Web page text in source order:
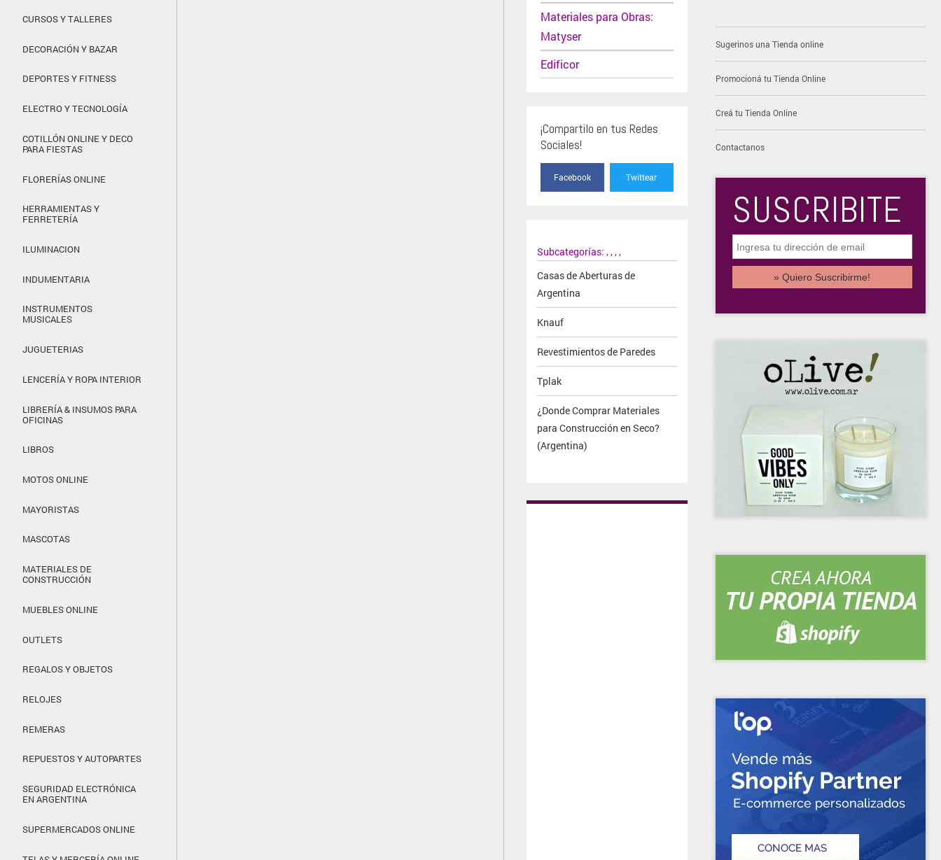
CURSOS Y TALLERES
DECORACIÓN Y BAZAR
DEPORTES Y FITNESS
ELECTRO Y TECNOLOGÍA
COTILLÓN ONLINE Y DECO
PARA FIESTAS
FLORERÍAS ONLINE
HERRAMIENTAS Y
FERRETERÍA
ILUMINACION
INDUMENTARIA
INSTRUMENTOS
MUSICALES
JUGUETERIAS
LENCERÍA Y ROPA INTERIOR
LIBRERÍA & INSUMOS PARA
OFICINAS
LIBROS
MOTOS ONLINE
MAYORISTAS
MASCOTAS
MATERIALES DE
CONSTRUCCIÓN
MUEBLES ONLINE
OUTLETS
REGALOS Y OBJETOS
RELOJES
REMERAS
REPUESTOS Y AUTOPARTES
SEGURIDAD ELECTRÓNICA
EN ARGENTINA
SUPERMERCADOS ONLINE
Materiales para Obras:
Matyser
Edificor
¡Compartilo en tus Redes
Sociales!
Facebook Twittear
Subcategorías:
Casas de Aberturas de
Argentina
,
Knauf
,
Revestimientos de Paredes
,
Tplak
,
¿Donde Comprar Materiales
para Construcción en Seco?
(Argentina)
Sugerinos una Tienda online
Promocioná tu Tienda Online
Creá tu Tienda Online
Contactanos
SUSCRIBITE